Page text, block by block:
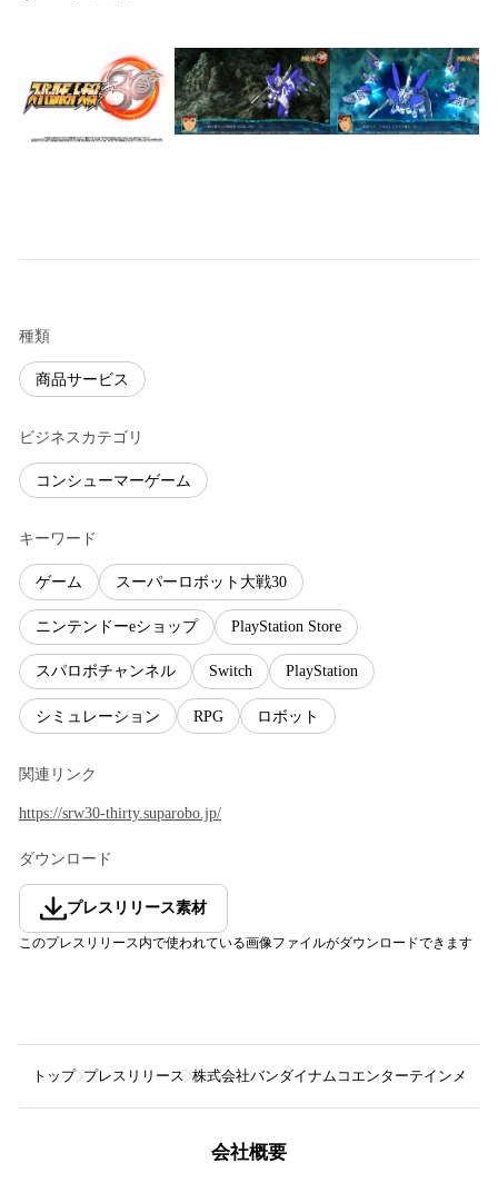
種類
商品サービス
ビジネスカテゴリ
コンシューマーゲーム
キーワード
ゲーム スーパーロボット大戦30
ニンテンドーeショップ PlayStation Store
スパロボチャンネル Switch PlayStation
シミュレーション RPG ロボット
関連リンク
https://srw30-thirty.suparobo.jp/
ダウンロード
プレスリリース素材
このプレスリリース内で使われている画像ファイルがダウンロードできます
トップ プレスリリース 株式会社バンダイナムコエンターテインメント
会社概要